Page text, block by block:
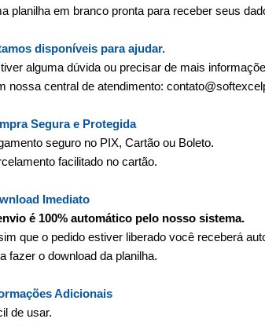
planilha em branco pronta para receber seus
disponíveis para ajudar.
alguma dúvida ou precisar de mais
nossa central de atendimento:
Segura e Protegida
seguro no PIX, Cartão ou Boleto.
facilitado no cartão.
Imediato
é 100% automático pelo nosso sistema.
que o pedido estiver liberado você receberá
fazer o download da planilha.
Adicionais
de usar.